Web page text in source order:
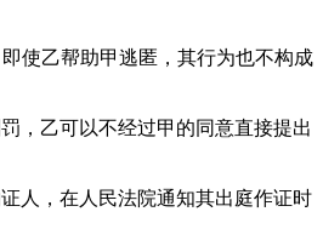
使乙帮助甲逃匿，其行为也不构成
，乙可以不经过甲的同意直接提出
人，在人民法院通知其出庭作证时